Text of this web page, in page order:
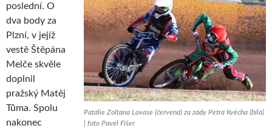
Patálie Zoltana Lovase (červená) za zády Petra Kvěcha (bílá)
| foto Pavel Fišer
poslední. O
dva body za
Plzní, v jejíž
vestě Štěpána
Melče skvěle
doplnil
pražský Matěj
Tůma. Spolu
nakonec